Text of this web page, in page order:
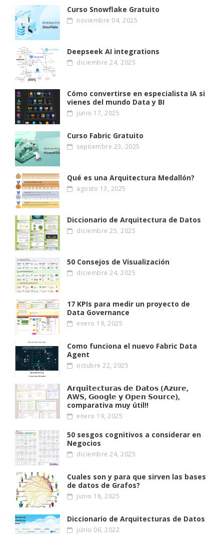
Curso Snowflake Gratuito
noviembre 04, 2025
Deepseek AI integrations
diciembre 24, 2025
Cómo convertirse en especialista IA si
vienes del mundo Data y BI
junio 17, 2025
Curso Fabric Gratuito
septiembre 23, 2025
Qué es una Arquitectura Medallón?
agosto 13, 2025
Diccionario de Arquitectura de Datos
diciembre 25, 2025
50 Consejos de Visualización
diciembre 24, 2025
17 KPIs para medir un proyecto de
Data Governance
enero 19, 2025
Como funciona el nuevo Fabric Data
Agent
octubre 22, 2025
𝗔𝗿𝗾𝘂𝗶𝘁𝗲𝗰𝘁𝘂𝗿𝗮𝘀 𝗱𝗲 𝗗𝗮𝘁𝗼𝘀 (𝗔𝘇𝘂𝗿𝗲,
𝗔W𝗦, 𝗚𝗼𝗼𝗴𝗹𝗲 𝘆 𝗢𝗽𝗲𝗻 𝗦𝗼𝘂𝗿𝗰𝗲),
comparativa muy útil!!
enero 19, 2025
50 sesgos cognitivos a considerar en
Negocios
diciembre 24, 2025
Cuales son y para que sirven las bases
de datos de Grafos?
junio 18, 2025
Diccionario de Arquitecturas de Datos
junio 06, 2022